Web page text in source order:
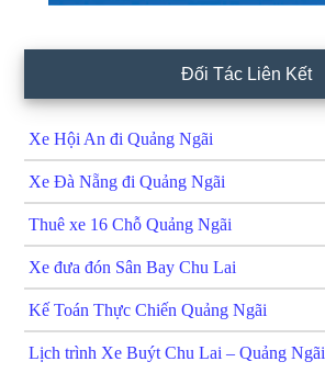
Đối Tác Liên Kết
Xe Hội An đi Quảng Ngãi
Xe Đà Nẵng đi Quảng Ngãi
Thuê xe 16 Chỗ Quảng Ngãi
Xe đưa đón Sân Bay Chu Lai
Kế Toán Thực Chiến Quảng Ngãi
Lịch trình Xe Buýt Chu Lai – Quảng Ngãi